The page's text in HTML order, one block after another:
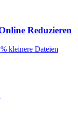
Reduzieren
kleinere Dateien